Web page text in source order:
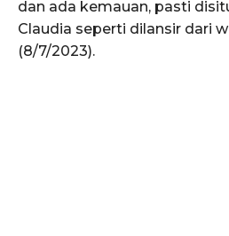
dan ada kemauan, pasti
Claudia seperti dilansir dari
(8/7/2023).